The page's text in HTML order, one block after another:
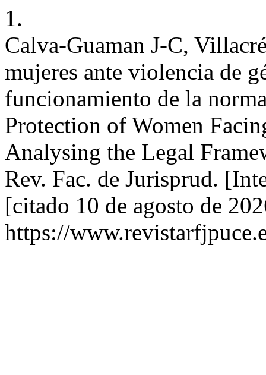
1.
Calva-Guaman J-C,
mujeres ante violencia de
funcionamiento de la
Protection of Women
Analysing the Legal
Rev. Fac. de Jurisprud.
[citado 10 de agosto de
https://